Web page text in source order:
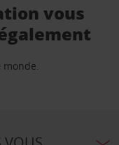
vous